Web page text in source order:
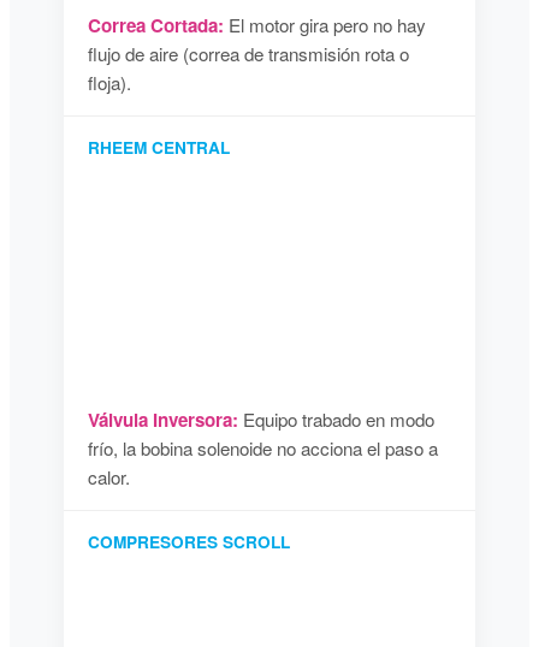
Correa Cortada: El motor gira pero no hay
flujo de aire (correa de transmisión rota o
floja).
RHEEM CENTRAL
Válvula Inversora: Equipo trabado en modo
frío, la bobina solenoide no acciona el paso a
calor.
COMPRESORES SCROLL